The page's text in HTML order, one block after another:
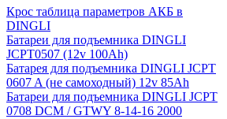
Крос таблица параметров АКБ в
DINGLI
Батареи для подъемника DINGLI
JCPT0507 (12v 100Ah)
Батарея для подъемника DINGLI JCPT
0607 A (не самоходный) 12v 85Ah
Батареи для подъемника DINGLI JCPT
0708 DCM / GTWY 8-14-16 2000